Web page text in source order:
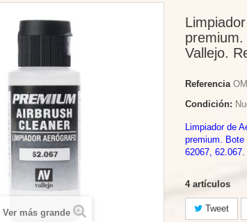
Ver más grande
Vallejo.
Referencia
Condición:
Limpiador de
premium. Bote
62067, 62.067.
4 artículos
Tweet